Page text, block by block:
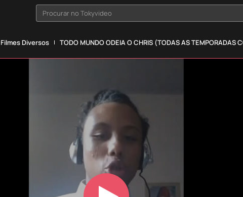
Procurar no Tokyvideo
Filmes Diversos TODO MUNDO ODEIA O CHRIS (TODAS AS TEMPORADAS